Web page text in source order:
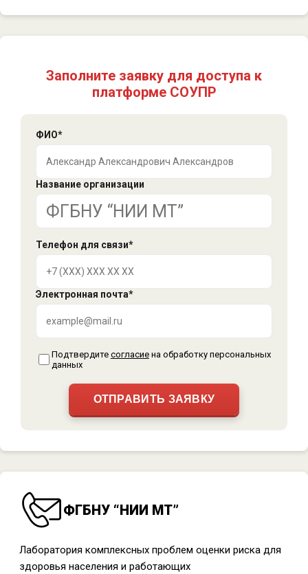
Заполните заявку для доступа к
платформе СОУПР
ФИО*
Название организации
Телефон для связи*
Электронная почта*
Подтвердите согласиена обработку персональных
данных
ОТПРАВИТЬ ЗАЯВКУ
ФГБНУ “НИИ МТ”
Лаборатория комплексных проблем оценки риска для
здоровья населения и работающих